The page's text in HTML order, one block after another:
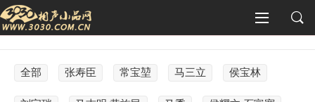
全部 张寿臣 常宝堃 马三立 侯宝林